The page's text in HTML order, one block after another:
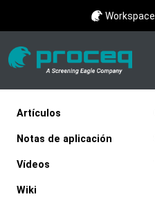
Workspace
Artículos
Notas de aplicación
Vídeos
Wiki